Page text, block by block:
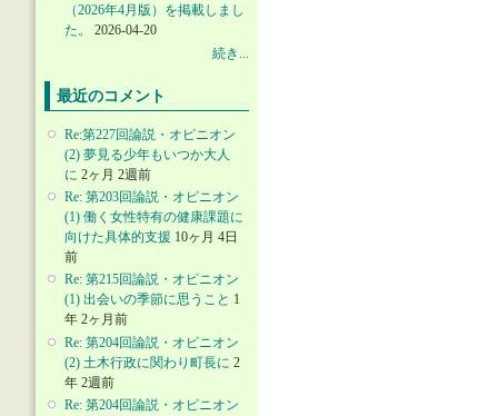
（2026年4月版）を掲載しまし
た。
2026-04-20
続き...
最近のコメント
Re:第227回論説・オピニオン
(2) 夢見る少年もいつか大人
に 2ヶ月 2週前
Re: 第203回論説・オピニオン
(1) 働く女性特有の健康課題に
向けた具体的支援 10ヶ月 4日
前
Re: 第215回論説・オピニオン
(1) 出会いの季節に思うこと 1
年 2ヶ月前
Re: 第204回論説・オピニオン
(2) 土木行政に関わり町長に 2
年 2週前
Re: 第204回論説・オピニオン